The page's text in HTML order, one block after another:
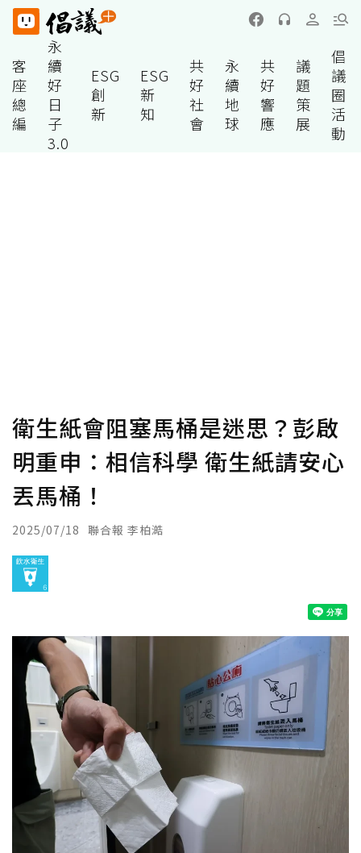
客
座
總
編
永
續
好
日
子
3.0
ESG
創
新
ESG
新
知
共
好
社
會
永
續
地
球
共
好
響
應
議
題
策
展
倡
議
圈
活
動
衛生紙會阻塞馬桶是迷思？彭啟
明重申：相信科學 衛生紙請安心
丟馬桶！
2025/07/18 聯合報 李柏澔